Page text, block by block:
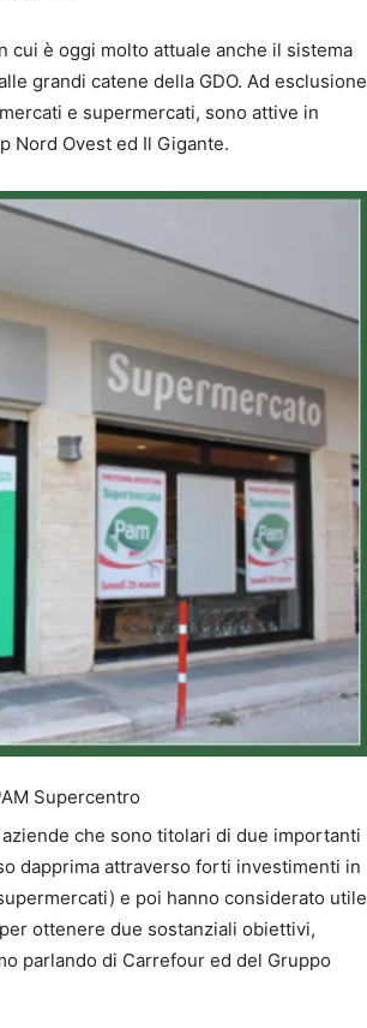
cui è oggi molto attuale anche il sistema
grandi catene della GDO. Ad esclusione
e supermercati, sono attive in
Nord Ovest ed Il Gigante.
Supercentro
che sono titolari di due importanti
dapprima attraverso forti investimenti in
e poi hanno considerato utile
ottenere due sostanziali obiettivi,
parlando di Carrefour ed del Gruppo